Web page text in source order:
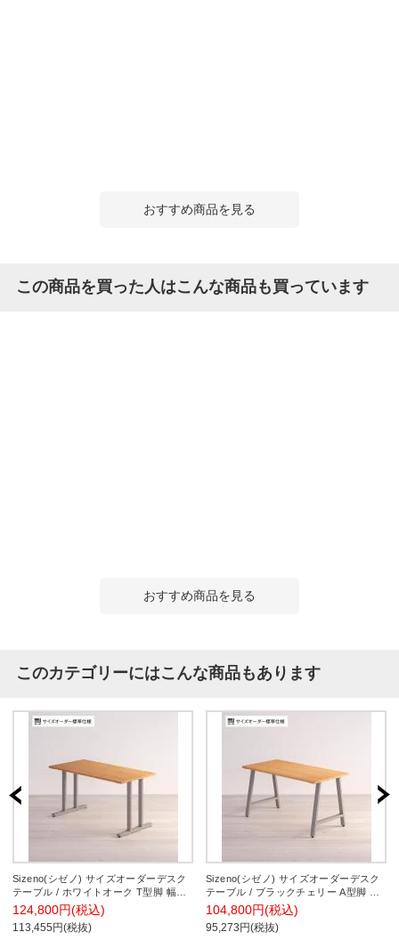
おすすめ商品を見る
この商品を買った人はこんな商品も買っています
おすすめ商品を見る
このカテゴリーにはこんな商品もあります
Sizeno(シゼノ) サイズオーダーデスク
テーブル / ホワイトオーク T型脚 幅
1000～1400×奥行700～800×高さ
720mm 天然木 無垢材 配線収納
124,800円(税込)
113,455円(税抜)
Sizeno(シゼノ) サイズオーダーデスク
テーブル / ブラックチェリー A型脚 幅
1000～1400×奥行700～800×高さ
720mm 天然木 無垢材
104,800円(税込)
95,273円(税抜)